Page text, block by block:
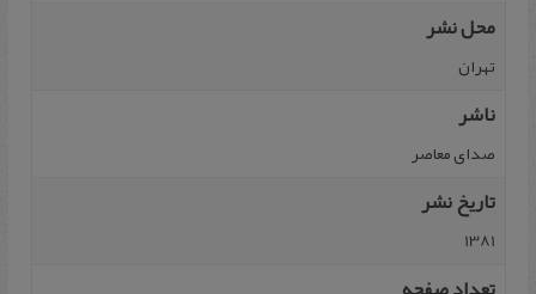
محل نشر
تهران
ناشر
صدای معاصر
تاریخ نشر
1381